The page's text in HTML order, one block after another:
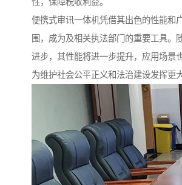
性，保障税收利益。​
便携式审讯一体机凭借其出色的性能和
围，成为及相关执法部门的重要工具。
进步，其性能将进一步提升，应用场景
为维护社会公平正义和法治建设发挥更